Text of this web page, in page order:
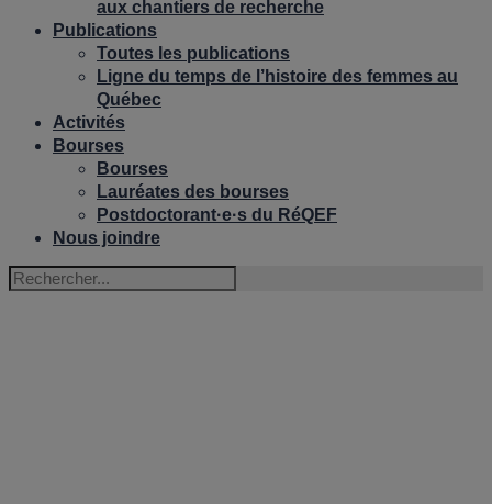
aux chantiers de recherche
Publications
Toutes les publications
Ligne du temps de l’histoire des femmes au
Québec
Activités
Bourses
Bourses
Lauréates des bourses
Postdoctorant·e·s du RéQEF
Nous joindre